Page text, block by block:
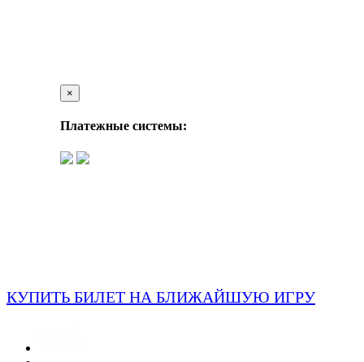
×
Платежные системы:
КУПИТЬ БИЛЕТ НА БЛИЖАЙШУЮ ИГРУ